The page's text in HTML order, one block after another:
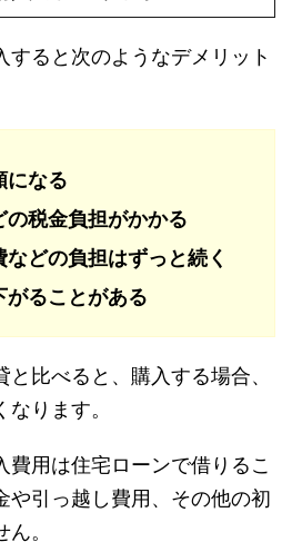
すると次のようなデメリット
になる
の税金負担がかかる
どの負担はずっと続く
がることがある
比べると、購入する場合、
ります。
費用は住宅ローンで借りるこ
や引っ越し費用、その他の初
。